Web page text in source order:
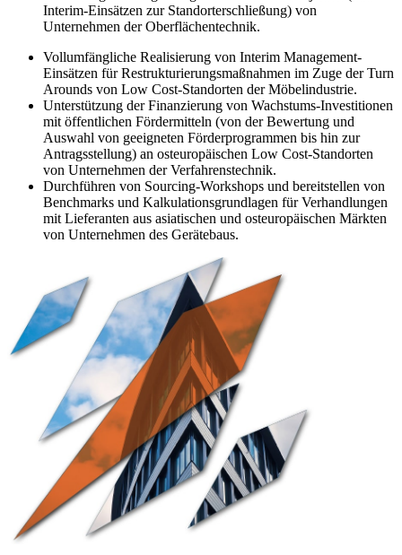
Interim-Einsätzen zur Standorterschließung) von
Unternehmen der Oberflächentechnik.
Vollumfängliche Realisierung von Interim Management-
Einsätzen für Restrukturierungsmaßnahmen im Zuge der Turn
Arounds von Low Cost-Standorten der Möbelindustrie.
Unterstützung der Finanzierung von Wachstums-Investitionen
mit öffentlichen Fördermitteln (von der Bewertung und
Auswahl von geeigneten Förderprogrammen bis hin zur
Antragsstellung) an osteuropäischen Low Cost-Standorten
von Unternehmen der Verfahrenstechnik.
Durchführen von Sourcing-Workshops und bereitstellen von
Benchmarks und Kalkulationsgrundlagen für Verhandlungen
mit Lieferanten aus asiatischen und osteuropäischen Märkten
von Unternehmen des Gerätebaus.